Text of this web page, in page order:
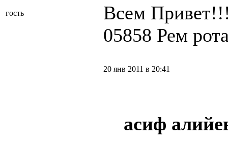
гость
Всем
05858 Рем
20 янв 2011 в 20:41
асиф